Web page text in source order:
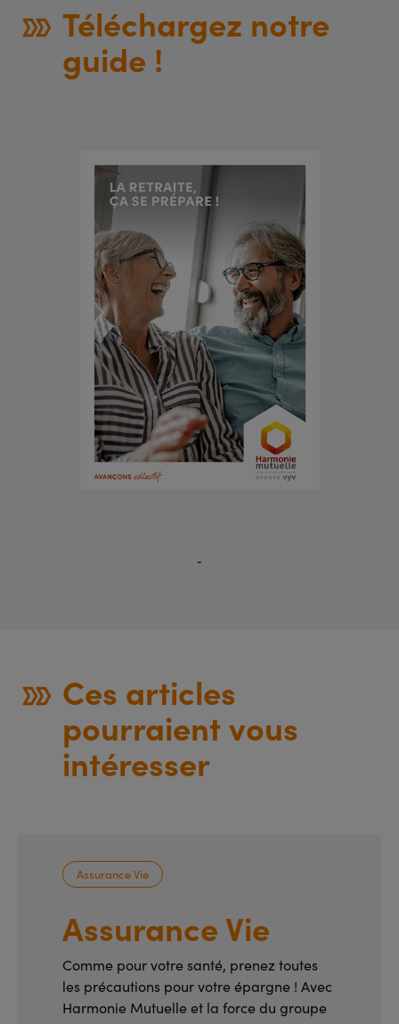
Téléchargez notre
guide !
Ces articles
pourraient vous
intéresser
Assurance Vie
Assurance Vie
Comme pour votre santé, prenez toutes
les précautions pour votre épargne ! Avec
Harmonie Mutuelle et la force du groupe